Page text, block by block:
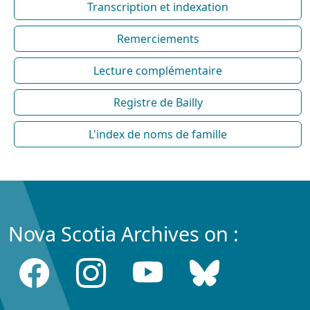
Transcription et indexation
Remerciements
Lecture complémentaire
Registre de Bailly
L'index de noms de famille
Nova Scotia Archives on :